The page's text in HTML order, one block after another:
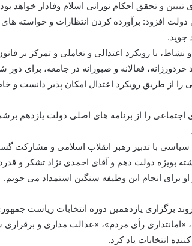
و تحقق احکام نورانی اسلام وفادار خواهد
دولت افزود: برآورده کردن انتظارات و خواسته
جوید.
نشاط، با رویکرد اعتدالی و تعاملی و تمرکز بر
خردورزانه، فعالانه و صبورانه در جامعه، برای
را از طریق رویکرد اعتدال امکان پذیر دانست و
را از برنامه های اصلی دولت یازدهم
با تدبیر رهبر انقلاب اسلامی و مشارکت
بویژه دولت دهم و آقای احمدی نژاد تشکر و
برای انجام این وظیفه سنگین استمداد می جویم.
برگزاری یازدهمین دوره انتخابات ریاست
رأی مردم»، «عدالت مداری و برقراری
انتخابات یاد کرد.